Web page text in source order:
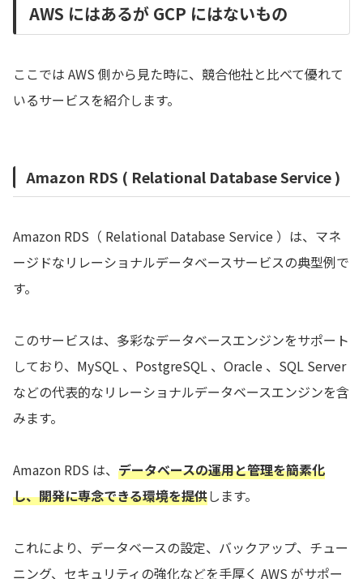
AWS にはあるが GCP にはないもの
ここでは AWS 側から見た時に、競合他社と比べて優れて
いるサービスを紹介します。
Amazon RDS ( Relational Database Service )
Amazon RDS（ Relational Database Service ）は、マネ
ージドなリレーショナルデータベースサービスの典型例で
す。
このサービスは、多彩なデータベースエンジンをサポート
しており、MySQL 、PostgreSQL 、Oracle 、SQL Server
などの代表的なリレーショナルデータベースエンジンを含
みます。
Amazon RDS は、 データベースの運用と管理を簡素化
し、開発に専念できる環境を提供します。
これにより、データベースの設定、バックアップ、チュー
ニング、セキュリティの強化などを手厚く AWS がサポー